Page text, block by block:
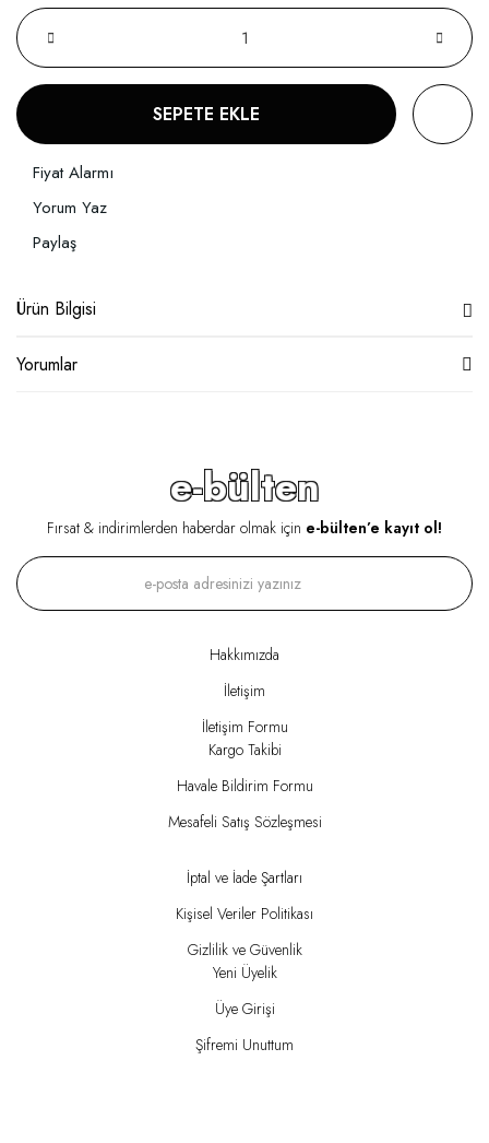
SEPETE EKLE
Fiyat Alarmı
Yorum Yaz
Paylaş
Ürün Bilgisi
Yorumlar
e-bülten
Fırsat & indirimlerden haberdar olmak için e-bülten’e kayıt ol!
Hakkımızda
İletişim
İletişim Formu
Kargo Takibi
Havale Bildirim Formu
Mesafeli Satış Sözleşmesi
İptal ve İade Şartları
Kişisel Veriler Politikası
Gizlilik ve Güvenlik
Yeni Üyelik
Üye Girişi
Şifremi Unuttum